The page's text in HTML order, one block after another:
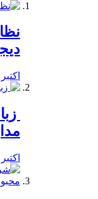
اکتبر 21, 2019
اکتبر 21, 2019